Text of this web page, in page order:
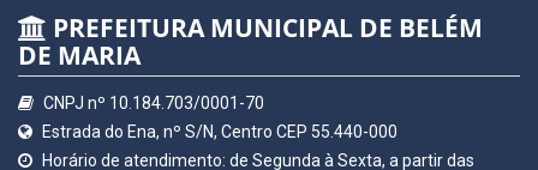
PREFEITURA MUNICIPAL DE BELÉM
DE MARIA
CNPJ nº 10.184.703/0001-70
Estrada do Ena, nº S/N, Centro CEP 55.440-000
Horário de atendimento: de Segunda à Sexta, a partir das